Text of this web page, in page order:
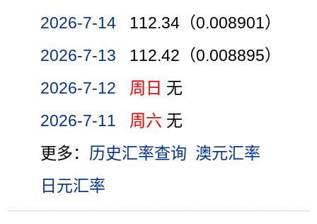
2026-7-14
112.34（0.008901）
2026-7-13
112.42（0.008895）
2026-7-12
周日 无
2026-7-11
周六 无
更多： 历史汇率查询 澳元汇率
日元汇率